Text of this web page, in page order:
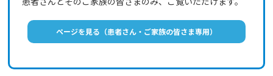
ページを見る（患者さん・ご家族の皆さま専用）